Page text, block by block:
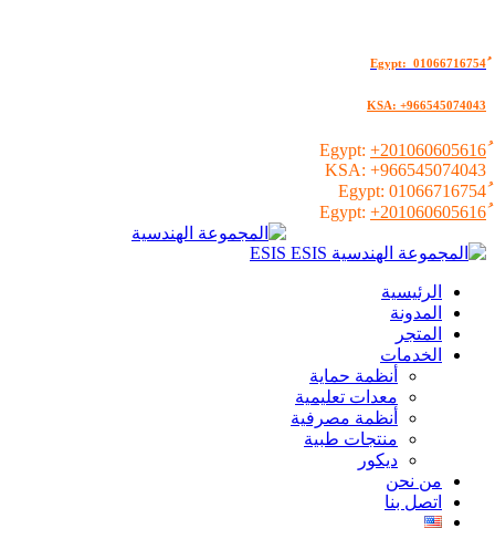
KSA: +966545074043
+201060605616
KSA: +966545074043
01066716754
+201060605616
الرئيسية
المدونة
المتجر
الخدمات
أنظمة حماية
معدات تعليمية
أنظمة مصرفية
منتجات طبية
ديكور
من نحن
اتصل بنا